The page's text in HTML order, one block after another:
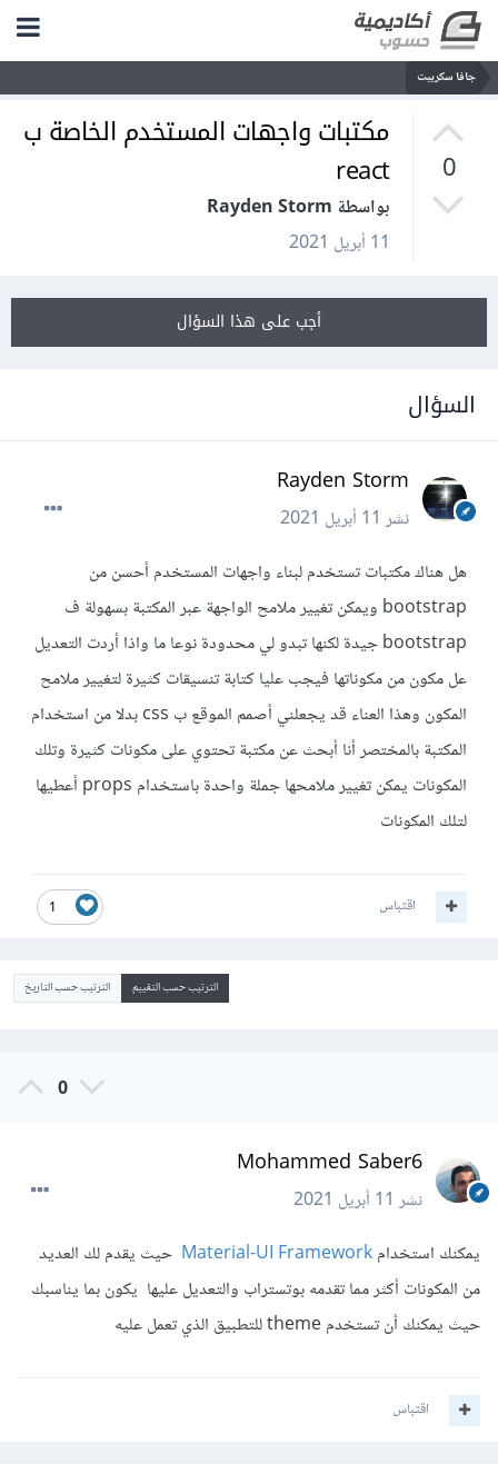
جافا سكريبت
0
مكتبات واجهات المستخدم الخاصة ب
react
بواسطة Rayden Storm
11 أبريل 2021
أجب على هذا السؤال
السؤال
Rayden Storm
نشر11 أبريل 2021
هل هناك مكتبات تستخدم لبناء واجهات المستخدم أحسن من
bootstrap ويمكن تغيير ملامح الواجهة عبر المكتبة بسهولة ف
bootstrap جيدة لكنها تبدو لي محدودة نوعا ما واذا أردت التعديل
عل مكون من مكوناتها فيجب عليا كتابة تنسيقات كثيرة لتغيير ملامح
المكون وهذا العناء قد يجعلني أصمم الموقع ب css بدلا من استخدام
المكتبة بالمختصر أنا أبحث عن مكتبة تحتوي على مكونات كثيرة وتلك
المكونات يمكن تغيير ملامحها جملة واحدة باستخدام props أعطيها
لتلك المكونات
1 اقتباس
الترتيب حسب التقييم الترتيب حسب التاريخ
0
Mohammed Saber6
نشر11 أبريل 2021
يمكنك استخدامMaterial-UI Frameworkحيث يقدم لك العديد
من المكونات أكثر مما تقدمه بوتستراب والتعديل عليها يكون بما يناسبك
حيث يمكنك أن تستخدم theme للتطبيق الذي تعمل عليه
اقتباس